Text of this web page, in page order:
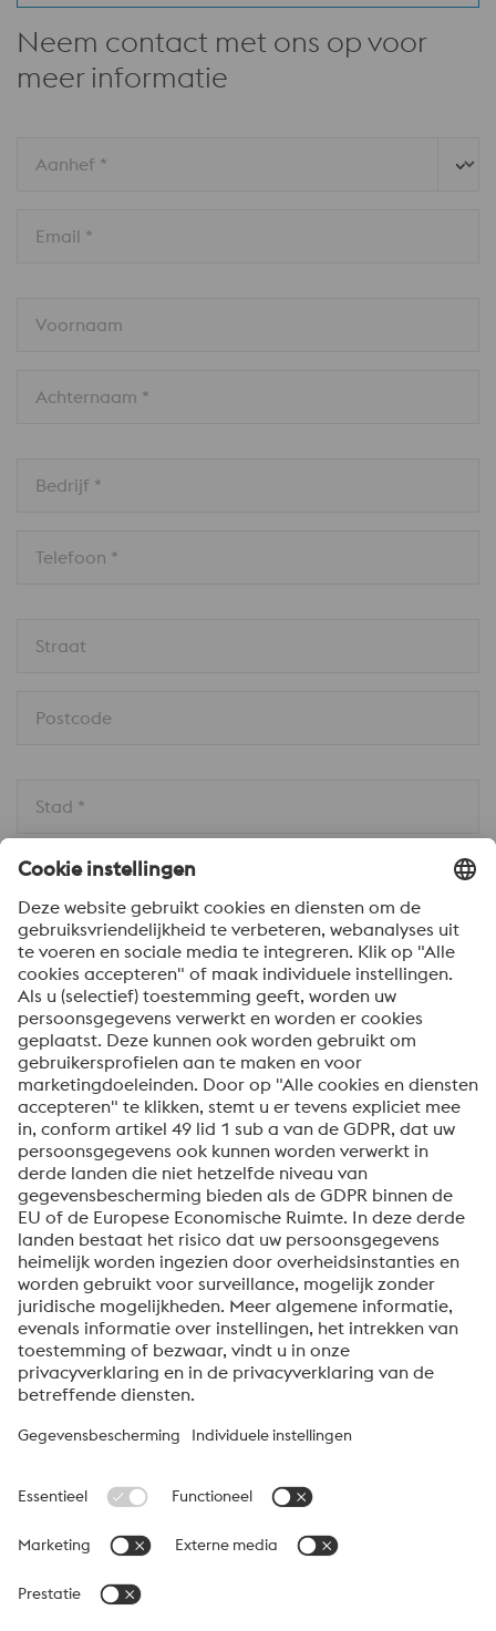
Neem contact met ons op voor
meer informatie
Aanhef *
Email *
Voornaam
Achternaam *
Bedrijf *
Telefoon *
Straat
Postcode
Stad *
Land *
Bericht *
Om informatie over onze producten en diensten te
ontvangen, op de hoogte te blijven van onze
evenementen en nog veel meer, accepteert u uw
abonnement op de Uddeholm-nieuwsbrief.
Verzenden
Anti-robotverificatie
Klik om te starten
Friendly Captcha ⇗
Over voestalpine High Performance Metals Benelux
verkooporganisatie voor Nederland, België en Luxemburg van
de High Performance Metals Division van de voestalpine Groep.
productsegmenten en is wereldwijd marktleider in